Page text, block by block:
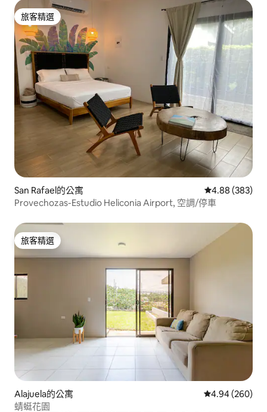
旅客精選
旅客精選
San Rafael的公寓 從 383 則評價
4.88 (383)
Provechozas-Estudio Heliconia Airport, 空調/停車
旅客精選
旅客精選
Alajuela的公寓 從 260 則評價
4.94 (260)
蜻蜓花園